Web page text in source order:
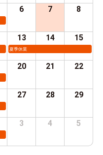
6 7 8
13
夏季休業
14 15
20 21 22
27 28 29
3 4 5